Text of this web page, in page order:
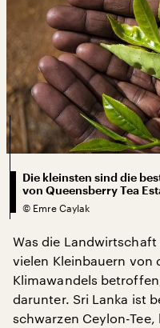
Die kleinsten sind die
von Queensberry Tea
© Emre Caylak
Was die
vielen Kleinbauern von
Klimawandels
darunter. Sri Lanka ist
schwarzen Ceylon-